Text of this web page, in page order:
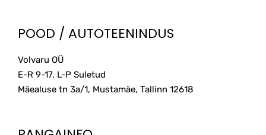
options
be
chosen
on
POOD / AUTOTEENINDUS
Volvaru OÜ
E-R 9-17, L-P Suletud
Mäealuse tn 3a/1, Mustamäe, Tallinn 12618